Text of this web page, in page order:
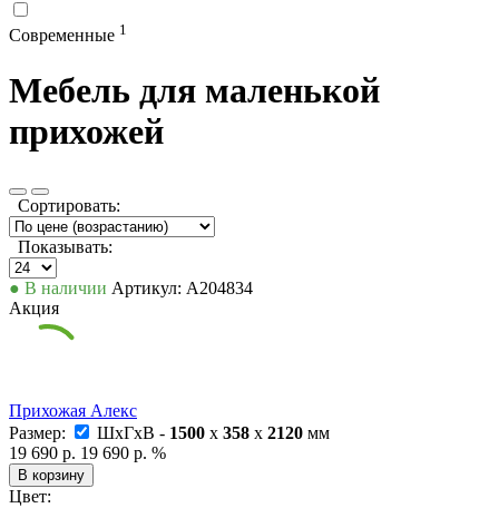
Современные 1
Мебель для маленькой
прихожей
Сортировать:
Показывать:
● В наличии Артикул: А204834
Акция
Прихожая Алекс
Размер:
ШxГxВ - 1500 x 358 x 2120 мм
19 690 р. 19 690 р. %
В корзину
Цвет: